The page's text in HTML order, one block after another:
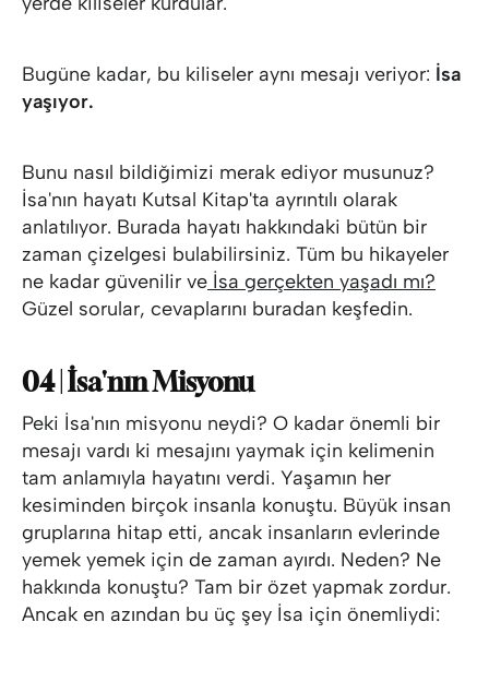
Bugüne kadar, bu kiliseler aynı mesajı veriyor: İsa
yaşıyor.
Bunu nasıl bildiğimizi merak ediyor musunuz?
İsa'nın hayatı Kutsal Kitap'ta ayrıntılı olarak
anlatılıyor. Burada hayatı hakkındaki bütün bir
zaman çizelgesi bulabilirsiniz. Tüm bu hikayeler
ne kadar güvenilir ve İsa gerçekten yaşadı mı?
Güzel sorular, cevaplarını buradan keşfedin.
04 | İsa'nın Misyonu
Peki İsa'nın misyonu neydi? O kadar önemli bir
mesajı vardı ki mesajını yaymak için kelimenin
tam anlamıyla hayatını verdi. Yaşamın her
kesiminden birçok insanla konuştu. Büyük insan
gruplarına hitap etti, ancak insanların evlerinde
yemek yemek için de zaman ayırdı. Neden? Ne
hakkında konuştu? Tam bir özet yapmak zordur.
Ancak en azından bu üç şey İsa için önemliydi: